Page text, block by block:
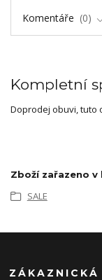
Komentáře
0
Kompletní
Doprodej obuvi, tuto
Zboží zařazeno
SALE